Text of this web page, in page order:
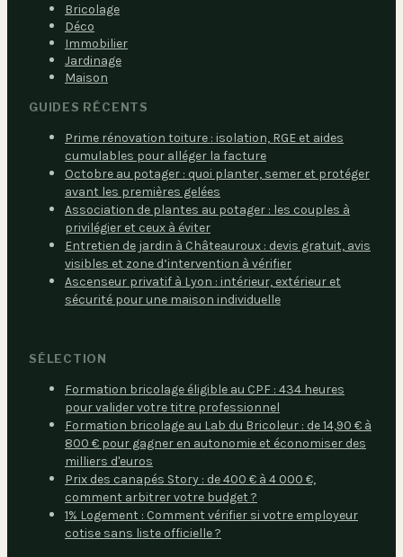
Bricolage
Déco
Immobilier
Jardinage
Maison
GUIDES RÉCENTS
Prime rénovation toiture : isolation, RGE et aides
cumulables pour alléger la facture
Octobre au potager : quoi planter, semer et protéger
avant les premières gelées
Association de plantes au potager : les couples à
privilégier et ceux à éviter
Entretien de jardin à Châteauroux : devis gratuit, avis
visibles et zone d’intervention à vérifier
Ascenseur privatif à Lyon : intérieur, extérieur et
sécurité pour une maison individuelle
SÉLECTION
Formation bricolage éligible au CPF : 434 heures
pour valider votre titre professionnel
Formation bricolage au Lab du Bricoleur : de 14,90 € à
800 € pour gagner en autonomie et économiser des
milliers d'euros
Prix des canapés Story : de 400 € à 4 000 €,
comment arbitrer votre budget ?
1% Logement : Comment vérifier si votre employeur
cotise sans liste officielle ?